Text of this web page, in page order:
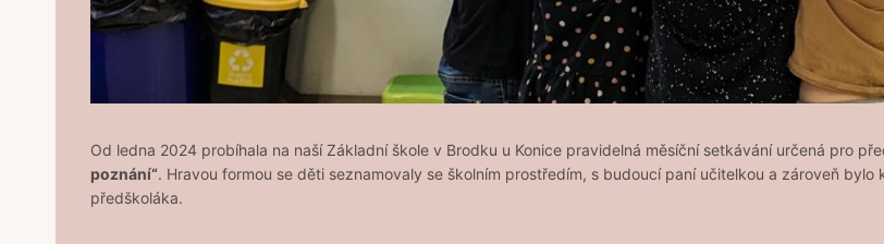
Od ledna 2024 probíhala na naší Základní škole v Brodku u Konice pravidelná měsíční setkávání určená pro
poznání“. Hravou formou se děti seznamovaly se školním prostředím, s budoucí paní učitelkou a zároveň
předškoláka.